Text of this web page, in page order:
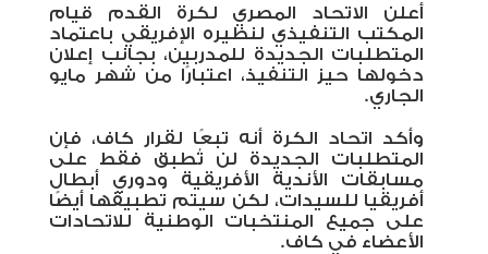
أعلن الاتحاد المصري لكرة القدم قيام
المكتب التنفيذي لنظيره الإفريقي باعتماد
المتطلبات الجديدة للمدربين، بجانب إعلان
دخولها حيز التنفيذ، اعتبارًا من شهر مايو
الجاري.
وأكد اتحاد الكرة أنه تبعًا لقرار كاف، فإن
المتطلبات الجديدة لن تُطبق فقط على
مسابقات الأندية الأفريقية ودوري أبطال
أفريقيا للسيدات، لكن سيتم تطبيقها أيضًا
على جميع المنتخبات الوطنية للاتحادات
الأعضاء في كاف.